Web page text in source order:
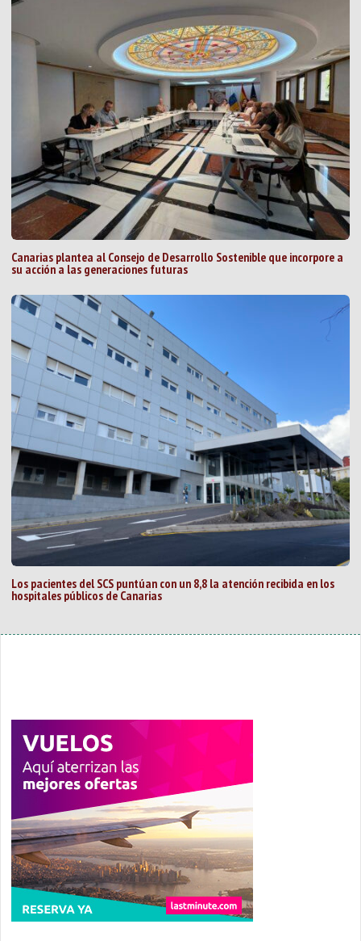
Canarias plantea al Consejo de Desarrollo Sostenible que incorpore a
su acción a las generaciones futuras
Los pacientes del SCS puntúan con un 8,8 la atención recibida en los
hospitales públicos de Canarias